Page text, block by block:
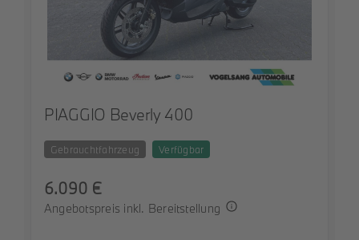
PIAGGIO Beverly 400
Gebrauchtfahrzeug Verfügbar
6.090 €
Angebotspreis inkl. Bereitstellung